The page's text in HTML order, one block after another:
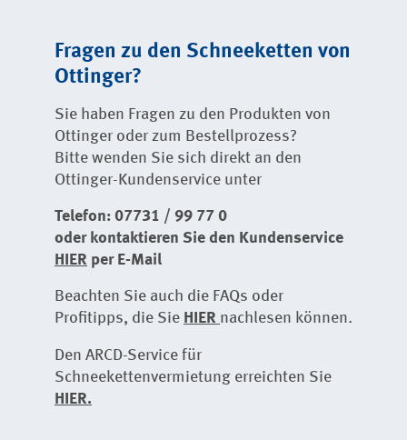
Fragen zu den Schneeketten von
Ottinger?
Sie haben Fragen zu den Produkten von
Ottinger oder zum Bestellprozess?
Bitte wenden Sie sich direkt an den
Ottinger-Kundenservice unter
Telefon: 07731 / 99 77 0
oder kontaktieren Sie den Kundenservice
HIER per E-Mail
Beachten Sie auch die FAQs oder
Profitipps, die Sie HIER nachlesen können.
Den ARCD-Service für
Schneekettenvermietung erreichten Sie
HIER.